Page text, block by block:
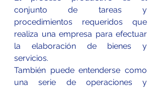
conjunto de tareas y
procedimientos requeridos que
realiza una empresa para efectuar
la elaboración de bienes y
servicios.
También puede entenderse como
una serie de operaciones y